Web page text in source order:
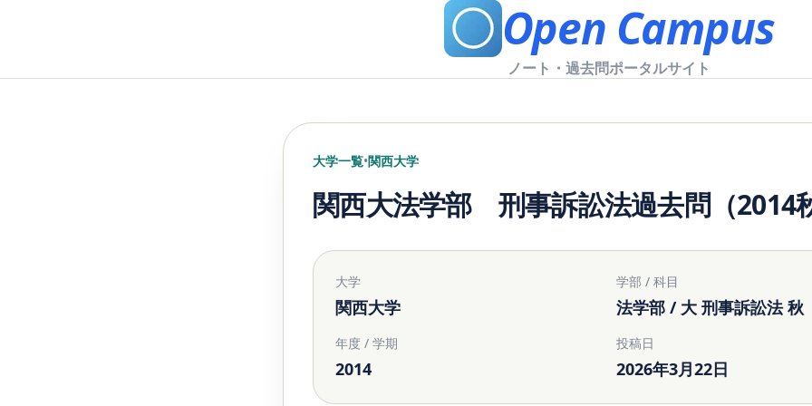
Open Campus
ノート・過去問ポータルサイト
大学一覧•関西大学
関西大法学部 刑事訴訟法過去問（2014
大学
関西大学
学部 / 科目
法学部 / 大 刑事訴訟法 秋
年度 / 学期
2014
投稿日
2026年3月22日